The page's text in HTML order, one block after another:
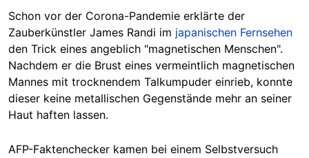
Schon vor der Corona-Pandemie erklärte der
Zauberkünstler James Randi im japanischen Fernsehen
den Trick eines angeblich "magnetischen Menschen".
Nachdem er die Brust eines vermeintlich magnetischen
Mannes mit trocknendem Talkumpuder einrieb, konnte
dieser keine metallischen Gegenstände mehr an seiner
Haut haften lassen.
AFP-Faktenchecker kamen bei einem Selbstversuch